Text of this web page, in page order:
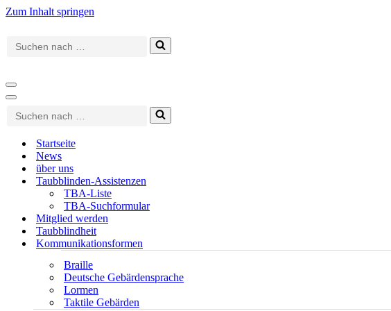
Zum Inhalt springen
Suchen
nach …
Navigationsmenü
Navigationsmenü
Suchen
nach …
Startseite
News
über uns
Taubblinden-Assistenzen
TBA-Liste
TBA-Suchformular
Mitglied werden
Taubblindheit
Kommunikationsformen
Braille
Deutsche Gebärdensprache
Lormen
Taktile Gebärden